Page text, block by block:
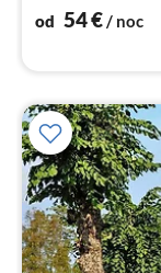
od 54€/ noc